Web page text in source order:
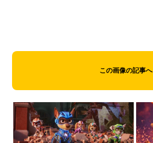
この画像の記事へ